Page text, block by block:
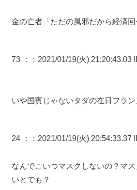
金の亡者「ただの風邪だから経済回
73 ： ：2021/01/19(火) 21:20:43.03
いや国賓じゃないタダの在日フラ
24 ： ：2021/01/19(火) 20:54:33.37
なんでこいつマスクしないの？マ
いとでも？